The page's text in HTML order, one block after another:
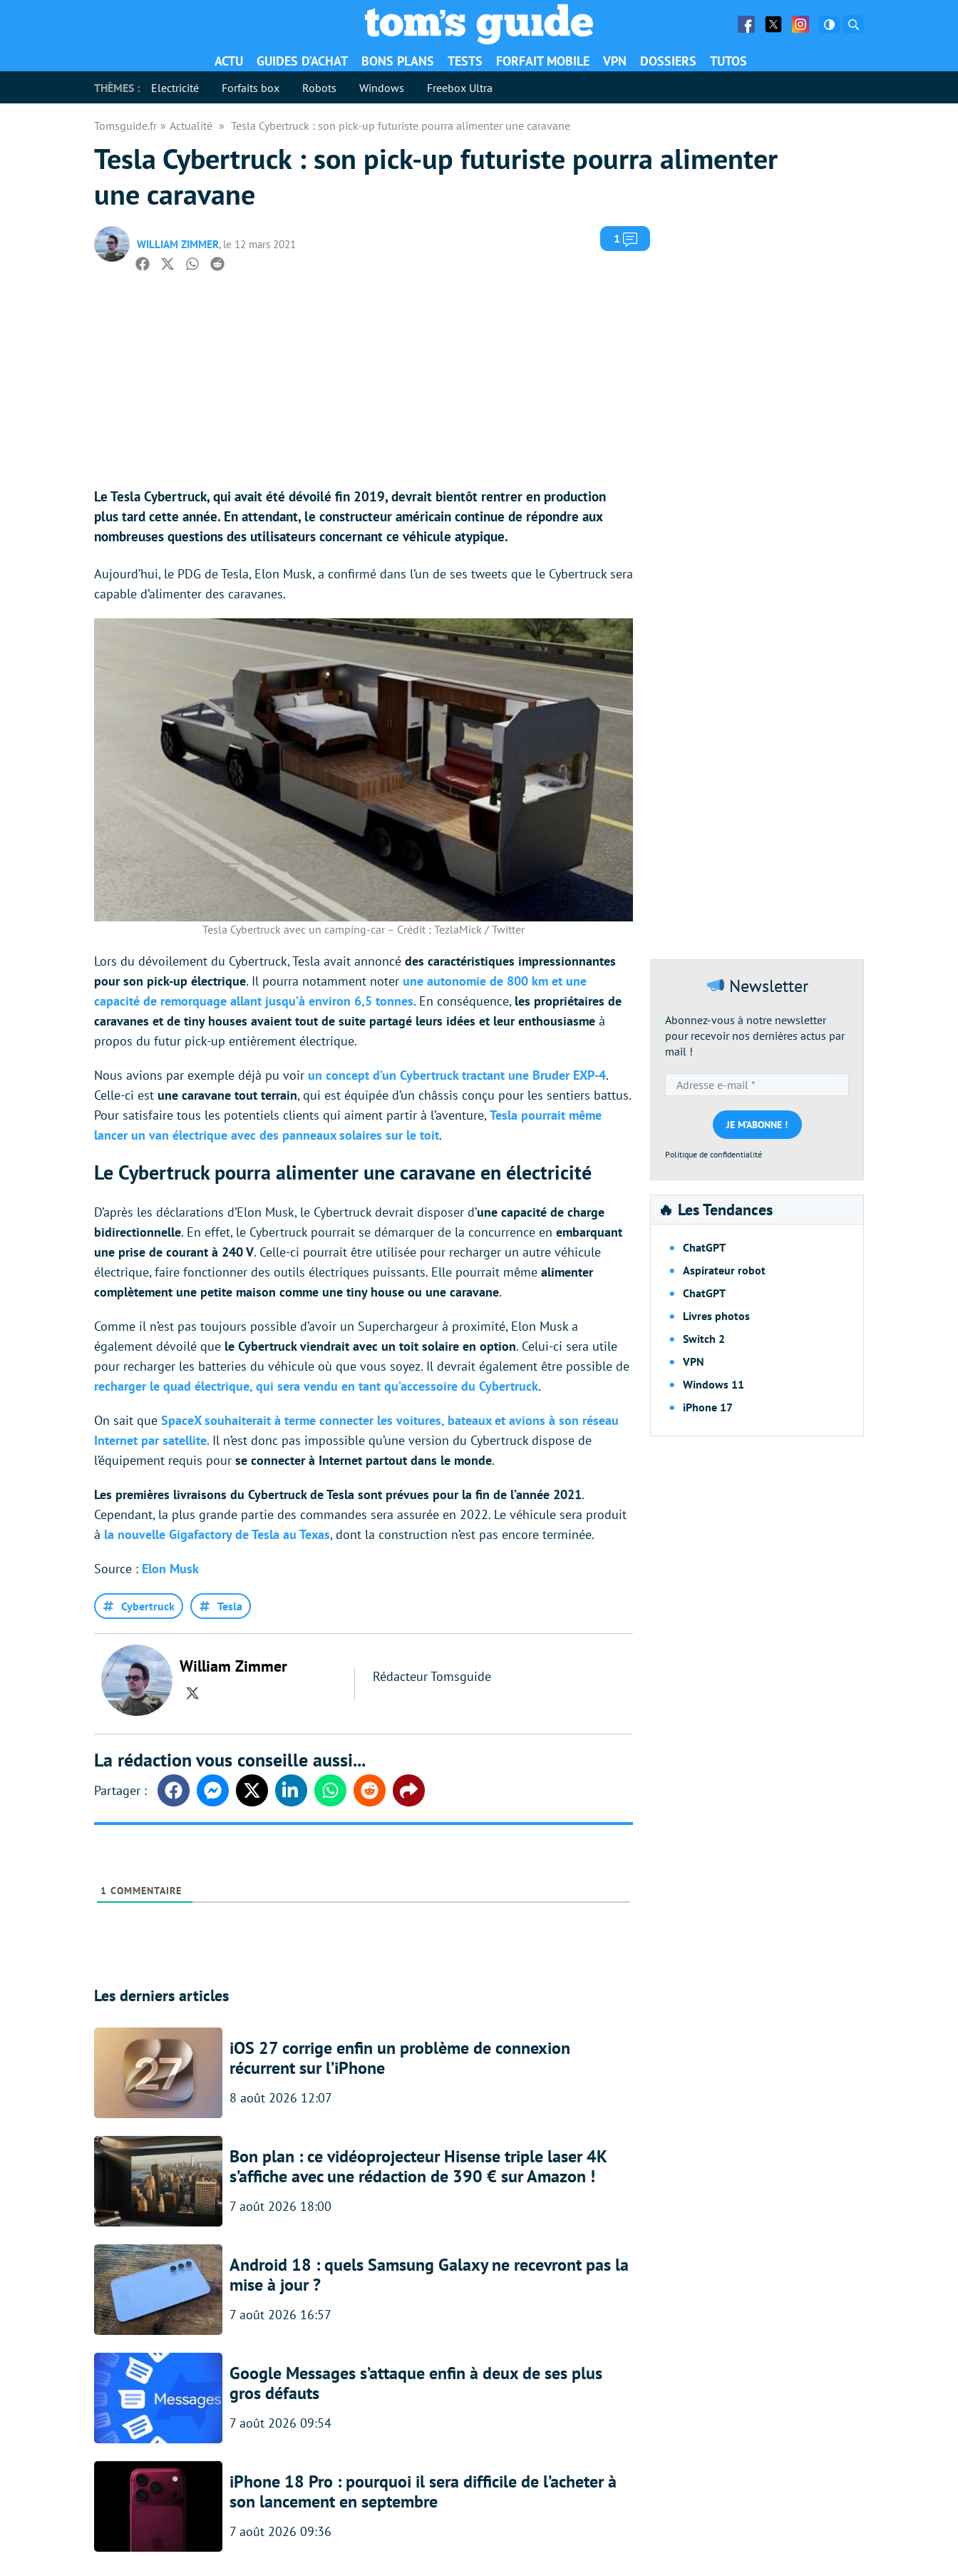
Facebook
Twitter Facebook
ACTU GUIDES D’ACHAT BONS PLANS TESTS FORFAIT MOBILE VPN DOSSIERS TUTOS
THÈMES : Electricité Forfaits box Robots Windows Freebox Ultra
Tomsguide.fr Actualité Tesla Cybertruck : son pick-up futuriste pourra alimenter une caravane
Tesla Cybertruck : son pick-up futuriste pourra alimenter
une caravane
WILLIAM ZIMMER, le 12 mars 2021 1 Commentaires
Facebook
TwitterWhatsapp
Reddit
Le Tesla Cybertruck, qui avait été dévoilé fin 2019, devrait bientôt rentrer en production
plus tard cette année. En attendant, le constructeur américain continue de répondre aux
nombreuses questions des utilisateurs concernant ce véhicule atypique.
Aujourd’hui, le PDG de Tesla, Elon Musk, a confirmé dans l’un de ses tweets que le Cybertruck sera
capable d’alimenter des caravanes.
Tesla Cybertruck avec un camping-car – Crédit : TezlaMick / Twitter
Lors du dévoilement du Cybertruck, Tesla avait annoncé des caractéristiques impressionnantes
pour son pick-up électrique. Il pourra notamment noter une autonomie de 800 km et une
capacité de remorquage allant jusqu’à environ 6,5 tonnes. En conséquence, les propriétaires de
caravanes et de tiny houses avaient tout de suite partagé leurs idées et leur enthousiasme à
propos du futur pick-up entièrement électrique.
Nous avions par exemple déjà pu voir un concept d’un Cybertruck tractant une Bruder EXP-4.
Celle-ci est une caravane tout terrain, qui est équipée d’un châssis conçu pour les sentiers battus.
Pour satisfaire tous les potentiels clients qui aiment partir à l’aventure,Tesla pourrait même
lancer un van électrique avec des panneaux solaires sur le toit.
Le Cybertruck pourra alimenter une caravane en électricité
D’après les déclarations d’Elon Musk, le Cybertruck devrait disposer d’une capacité de charge
bidirectionnelle. En effet, le Cybertruck pourrait se démarquer de la concurrence en embarquant
une prise de courant à 240 V. Celle-ci pourrait être utilisée pour recharger un autre véhicule
électrique, faire fonctionner des outils électriques puissants. Elle pourrait même alimenter
complètement une petite maison comme une tiny house ou une caravane.
Comme il n’est pas toujours possible d’avoir un Superchargeur à proximité, Elon Musk a
également dévoilé que le Cybertruck viendrait avec un toit solaire en option. Celui-ci sera utile
pour recharger les batteries du véhicule où que vous soyez. Il devrait également être possible de
recharger le quad électrique, qui sera vendu en tant qu’accessoire du Cybertruck.
On sait que SpaceX souhaiterait à terme connecter les voitures, bateaux et avions à son réseau
Internet par satellite. Il n’est donc pas impossible qu’une version du Cybertruck dispose de
l’équipement requis pour se connecter à Internet partout dans le monde.
Les premières livraisons du Cybertruck de Tesla sont prévues pour la fin de l’année 2021.
Cependant, la plus grande partie des commandes sera assurée en 2022. Le véhicule sera produit
à la nouvelle Gigafactory de Tesla au Texas, dont la construction n’est pas encore terminée.
Source : Elon Musk
Cybertruck Tesla
William Zimmer
Twitter
Rédacteur Tomsguide
La rédaction vous conseille aussi...
FacebookMessengerTwitter LinkedinWhatsappReddit Share
1 COMMENTAIRE
Les derniers articles
iOS 27 corrige enfin un problème de connexion
récurrent sur l’iPhone
8 août 2026 12:07
Bon plan : ce vidéoprojecteur Hisense triple laser 4K
s’affiche avec une rédaction de 390 € sur Amazon !
7 août 2026 18:00
Android 18 : quels Samsung Galaxy ne recevront pas la
mise à jour ?
7 août 2026 16:57
Google Messages s’attaque enfin à deux de ses plus
gros défauts
7 août 2026 09:54
iPhone 18 Pro : pourquoi il sera difficile de l’acheter à
son lancement en septembre
7 août 2026 09:36
Newsletter
Abonnez-vous à notre newsletter
pour recevoir nos dernières actus par
mail !
e-
mail
*
Politique de confidentialité
🔥 Les Tendances
ChatGPT
Aspirateur robot
ChatGPT
Livres photos
Switch 2
VPN
Windows 11
iPhone 17